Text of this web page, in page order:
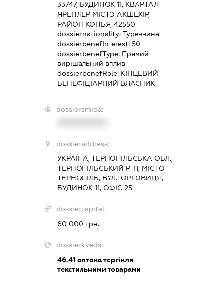
33747, БУДИНОК 11, КВАРТАЛ
ЯРЕНЛЕР МІСТО АКШЕХІР,
РАЙОН КОНЬЯ, 42550
dossier.nationality:Туреччина
dossier.benefInterest:50
dossier.benefType: Прямий
вирішальний вплив
dossier.benefRole: КІНЦЕВИЙ
БЕНЕФІЦІАРНИЙ ВЛАСНИК
dossier.smida:
dossier.address:
УКРАЇНА, ТЕРНОПІЛЬСЬКА ОБЛ.,
ТЕРНОПІЛЬСЬКИЙ Р-Н, МІСТО
ТЕРНОПІЛЬ, ВУЛ.ТОРГОВИЦЯ,
БУДИНОК 11, ОФІС 25
dossier.capital:
60 000 грн.
dossier.kveds:
46.41 оптова торгівля
текстильними товарами